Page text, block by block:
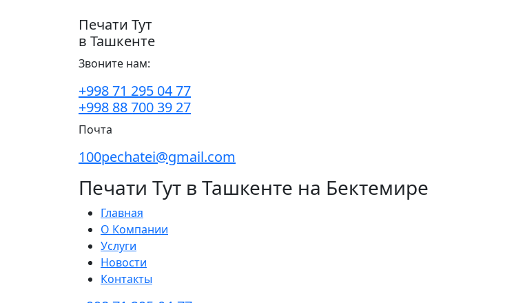
Печати Тут
в Ташкенте
Звоните нам:
+998 71 295 04 77
+998 88 700 39 27
Почта
100pechatei@gmail.com
Печати Тут в Ташкенте на Бектемире
Главная
О Компании
Услуги
Новости
Контакты